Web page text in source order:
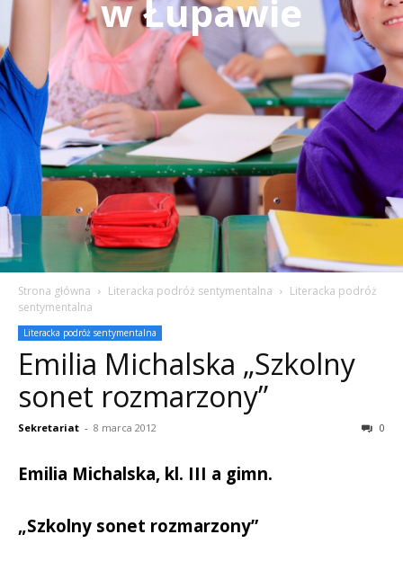
w Łupawie
Strona główna Literacka podróż sentymentalna
Literacka podróż
sentymentalna
Literacka podróż sentymentalna
Emilia Michalska „Szkolny
sonet rozmarzony”
Sekretariat - 8 marca 2012 0
Emilia Michalska, kl. III a gimn.
„Szkolny sonet rozmarzony”